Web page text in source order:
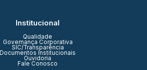
Institucional
Qualidade
Governança Corporativa
SIC/Transparência
Documentos Institucionais
Ouvidoria
Fale Conosco